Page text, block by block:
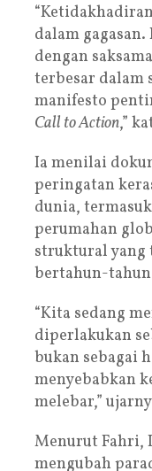
dalam
dengan
terbesar dalam
manifesto
Call to Action,”
Ia menilai
peringatan
dunia,
perumahan
struktural yang
bertahun-
“Kita sedang
diperlakukan
bukan sebagai
menyebabkan
melebar,”
Menurut Fahri,
mengubah